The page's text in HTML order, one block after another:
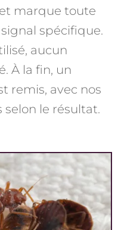
marque toute
spécifique.
aucun
À la fin, un
remis, avec nos
selon le résultat.